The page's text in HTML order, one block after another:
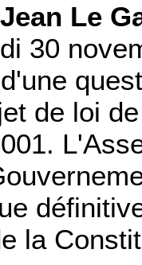
Le
30
de loi
la